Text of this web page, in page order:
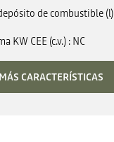
de combustible (l)
KW CEE (c.v.) NC
MÁS CARACTERÍSTICAS